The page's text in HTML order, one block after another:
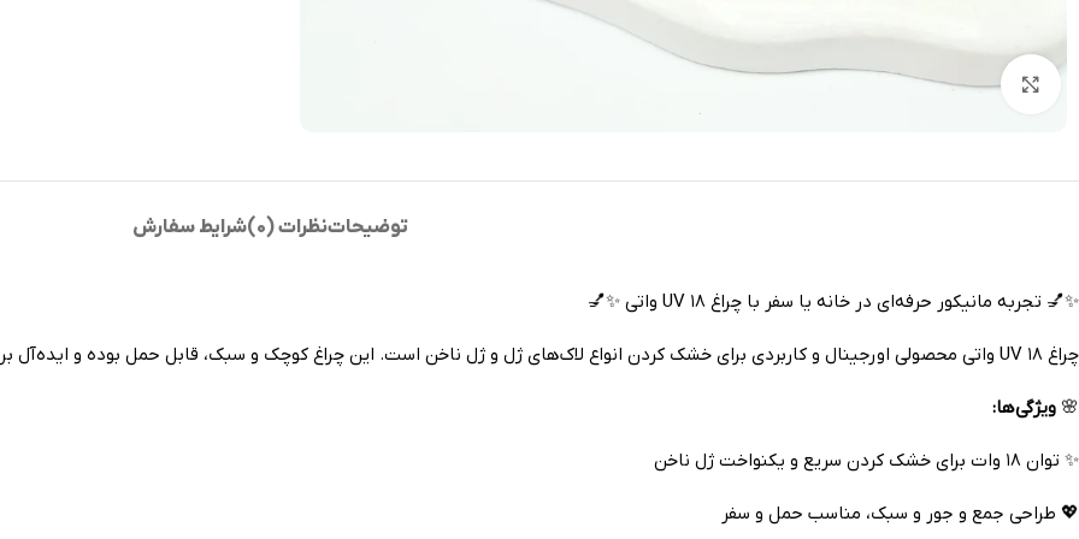
بزرگنمایی تصویر
توضیحاتنظرات (0) شرایط سفارش
✨💅 تجربه مانیکور حرفه‌ای در خانه یا سفر با چراغ UV ۱۸ واتی ✨💅
چراغ UV ۱۸ واتی محصولی اورجینال و کاربردی برای خشک کردن انواع لاک‌های ژل و ژل ناخن است. این چراغ کوچک و سبک، قابل حمل بوده و ایده‌آل برای استفاده در منزل، سالن‌های کوچک یا مسافرت است 🌟
🌸 ویژگی‌ها:
✨ توان ۱۸ وات برای خشک کردن سریع و یکنواخت ژل ناخن
💖 طراحی جمع و جور و سبک، مناسب حمل و سفر